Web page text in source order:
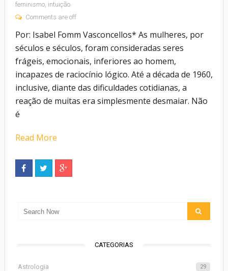
feminismo, intuição
Comments are off
Por: Isabel Fomm Vasconcellos* As mulheres, por
séculos e séculos, foram consideradas seres
frágeis, emocionais, inferiores ao homem,
incapazes de raciocínio lógico. Até a década de 1960,
inclusive, diante das dificuldades cotidianas, a
reação de muitas era simplesmente desmaiar. Não
é
Read More
CATEGORIAS
Astrologia 29